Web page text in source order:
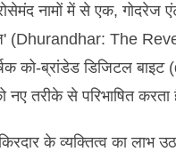
नामों में से एक, गोदरेज
(Dhurandhar: The
को-ब्रांडेड डिजिटल बाइट
नए तरीके से परिभाषित करता
के व्यक्तित्व का लाभ